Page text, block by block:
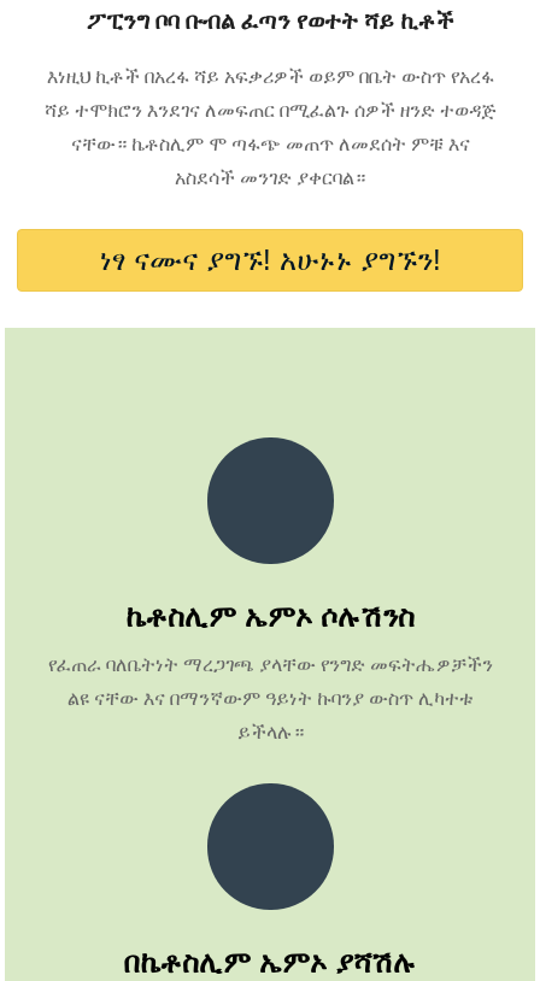
ፖፒንግ ቦባ ቡብል ፈጣን የወተት ሻይ ኪቶች
እነዚህ ኪቶች በአረፋ ሻይ አፍቃሪዎች ወይም በቤት ውስጥ የአረፋ
ሻይ ተሞክሮን እንደገና ለመፍጠር በሚፈልጉ ሰዎች ዘንድ ተወዳጅ
ናቸው። ኬቶስሊም ሞ ጣፋጭ መጠጥ ለመደሰት ምቹ እና
አስደሳች መንገድ ያቀርባል።
ነፃ ናሙና ያግኙ! አሁኑኑ ያግኙን!
ኬቶስሊም ኤምኦ ሶሉሽንስ
የፈጠራ ባለቤትነት ማረጋገጫ ያላቸው የንግድ መፍትሔዎቻችን
ልዩ ናቸው እና በማንኛውም ዓይነት ኩባንያ ውስጥ ሊካተቱ
ይችላሉ።
በኬቶስሊም ኤምኦ ያሻሽሉ